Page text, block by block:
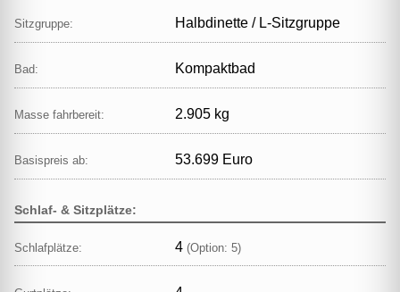
Sitzgruppe: Halbdinette / L‑Sitzgruppe
Bad: Kompaktbad
Masse fahrbereit: 2.905 kg
Basispreis ab: 53.699 Euro
Schlaf- & Sitzplätze:
Schlafplätze: 4 (Option: 5)